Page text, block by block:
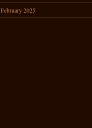
February 2025